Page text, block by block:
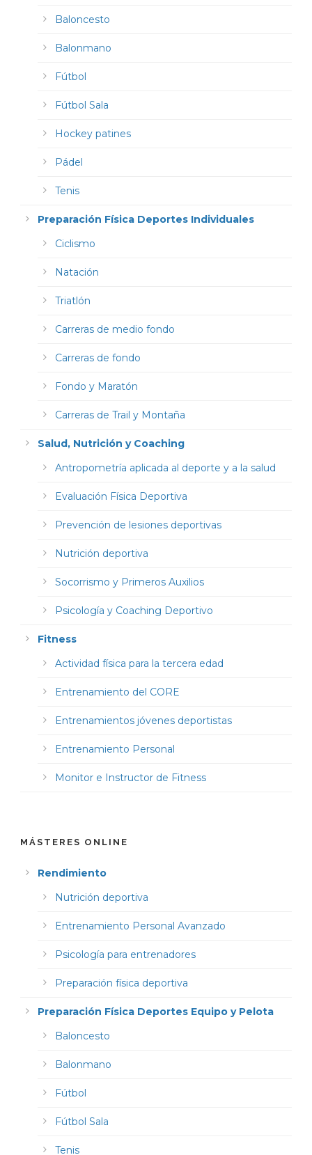
Baloncesto
Balonmano
Fútbol
Fútbol Sala
Hockey patines
Pádel
Tenis
Preparación Física Deportes Individuales
Ciclismo
Natación
Triatlón
Carreras de medio fondo
Carreras de fondo
Fondo y Maratón
Carreras de Trail y Montaña
Salud, Nutrición y Coaching
Antropometría aplicada al deporte y a la salud
Evaluación Física Deportiva
Prevención de lesiones deportivas
Nutrición deportiva
Socorrismo y Primeros Auxilios
Psicología y Coaching Deportivo
Fitness
Actividad física para la tercera edad
Entrenamiento del CORE
Entrenamientos jóvenes deportistas
Entrenamiento Personal
Monitor e Instructor de Fitness
MÁSTERES ONLINE
Rendimiento
Nutrición deportiva
Entrenamiento Personal Avanzado
Psicología para entrenadores
Preparación física deportiva
Preparación Física Deportes Equipo y Pelota
Baloncesto
Balonmano
Fútbol
Fútbol Sala
Tenis